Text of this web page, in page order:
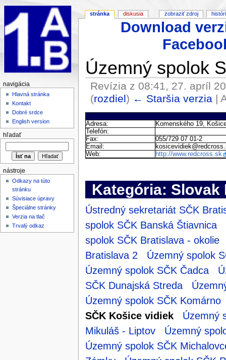
Download
Územný spolok
Revízia z 08:41, 27. apríl
(rozdiel) ← Staršia verzia |
Adresa:
Komenského 19,
Telefón:
Fax:
055/729 07 01-2
Email:
Web:
http://www.redcross.sk
Kategória:
Ústredný sekretariát SČK
spolok SČK Banská Štiavnica
spolok SČK Bratislava - okolie
Bratislava 2
Územný spolok
Územný spolok SČK Čadca
SČK Dunajská Streda
Územný spolok SČK Komárno
SČK Košice vidiek
Územný
Mikuláš - Liptov
Územný
Územný spolok SČK
stránka diskusia zobraziť zdroj
navigácia
Hlavná stránka
Kontakt
Dobré srdce
English version
hľadať
nástroje
Odkazy na túto
stránku
Súvisiace úpravy
Špeciálne stránky
Verzia na tlač
Trvalý odkaz